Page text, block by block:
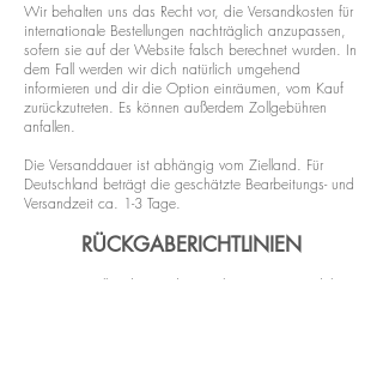
Wir behalten uns das Recht vor, die Versandkosten für
internationale Bestellungen nachträglich anzupassen,
sofern sie auf der Website falsch berechnet wurden. In
dem Fall werden wir dich natürlich umgehend
informieren und dir die Option einräumen, vom Kauf
zurückzutreten. Es können außerdem Zollgebühren
anfallen.
Die Versanddauer ist abhängig vom Zielland. Für
Deutschland beträgt die geschätzte Bearbeitungs-und
Versandzeit ca. 1-3 Tage.
RÜCKGABERICHTLINIEN
Wir setzen alles daran, die Qualität unserer Produkte